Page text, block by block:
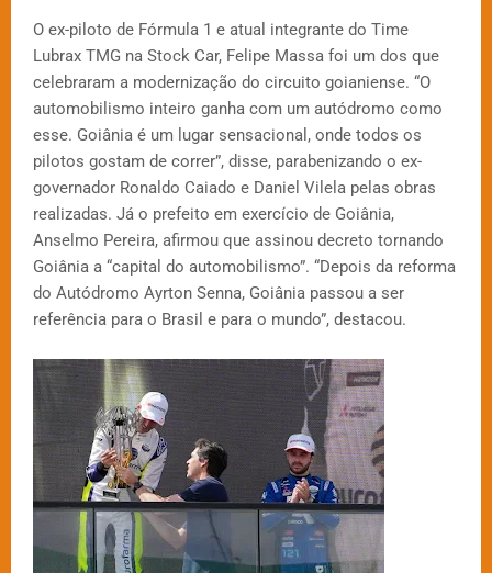
O ex-piloto de Fórmula 1 e atual integrante do Time
Lubrax TMG na Stock Car, Felipe Massa foi um dos que
celebraram a modernização do circuito goianiense. “O
automobilismo inteiro ganha com um autódromo como
esse. Goiânia é um lugar sensacional, onde todos os
pilotos gostam de correr”, disse, parabenizando o ex-
governador Ronaldo Caiado e Daniel Vilela pelas obras
realizadas. Já o prefeito em exercício de Goiânia,
Anselmo Pereira, afirmou que assinou decreto tornando
Goiânia a “capital do automobilismo”. “Depois da reforma
do Autódromo Ayrton Senna, Goiânia passou a ser
referência para o Brasil e para o mundo”, destacou.